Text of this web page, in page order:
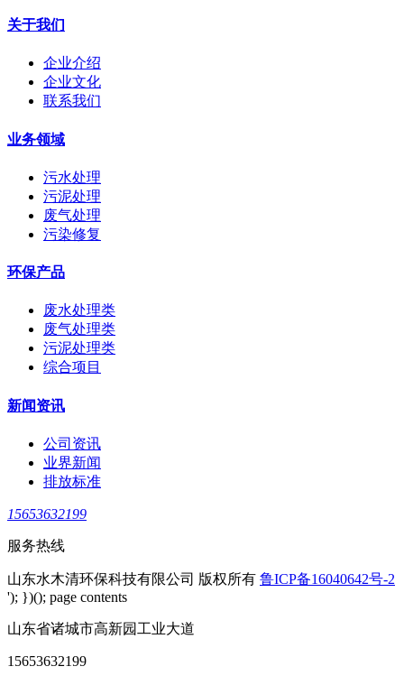
关于我们
企业介绍
企业文化
联系我们
业务领域
污水处理
污泥处理
废气处理
污染修复
环保产品
废水处理类
废气处理类
污泥处理类
综合项目
新闻资讯
公司资讯
业界新闻
排放标准
15653632199
服务热线
山东水木清环保科技有限公司 版权所有 鲁ICP备16040642号-2
'); })(); page contents
山东省诸城市高新园工业大道
15653632199